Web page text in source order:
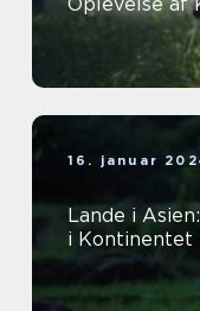
16. januar
Lande i
i Kontinentet